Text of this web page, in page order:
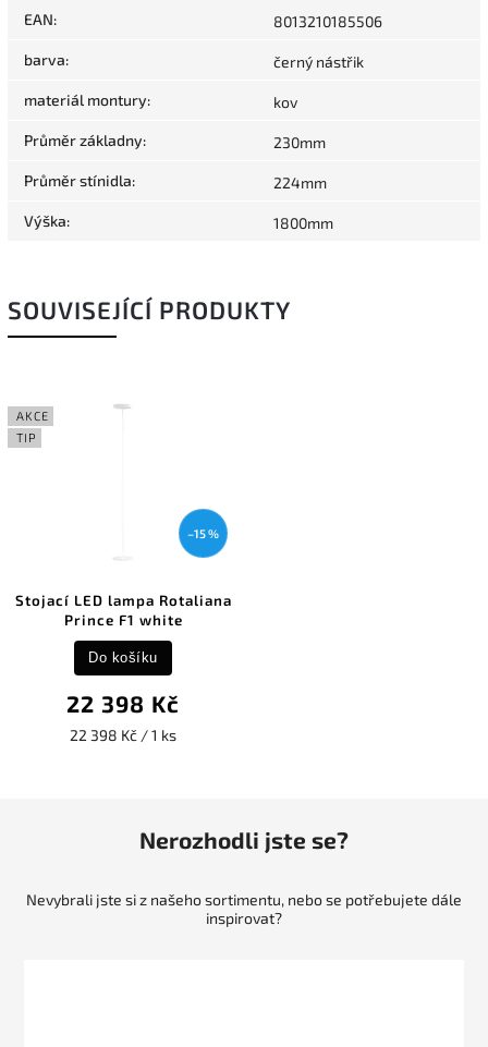
EAN: 8013210185506
barva: černý nástřik
materiál montury: kov
Průměr základny: 230mm
Průměr stínidla: 224mm
Výška: 1800mm
SOUVISEJÍCÍ PRODUKTY
AKCE
TIP
–15 %
Stojací LED lampa Rotaliana
Prince F1 white
22 398 Kč
22 398 Kč / 1 ks
Do košíku
Nerozhodli jste se?
Nevybrali jste si z našeho sortimentu, nebo se potřebujete dále
inspirovat?